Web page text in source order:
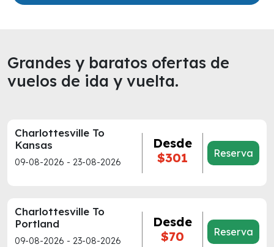
Grandes y baratos ofertas de
vuelos de ida y vuelta.
Charlottesville To
Kansas
09-08-2026 - 23-08-2026
Desde
$301
Reserva
Charlottesville To
Portland
09-08-2026 - 23-08-2026
Desde
$70
Reserva